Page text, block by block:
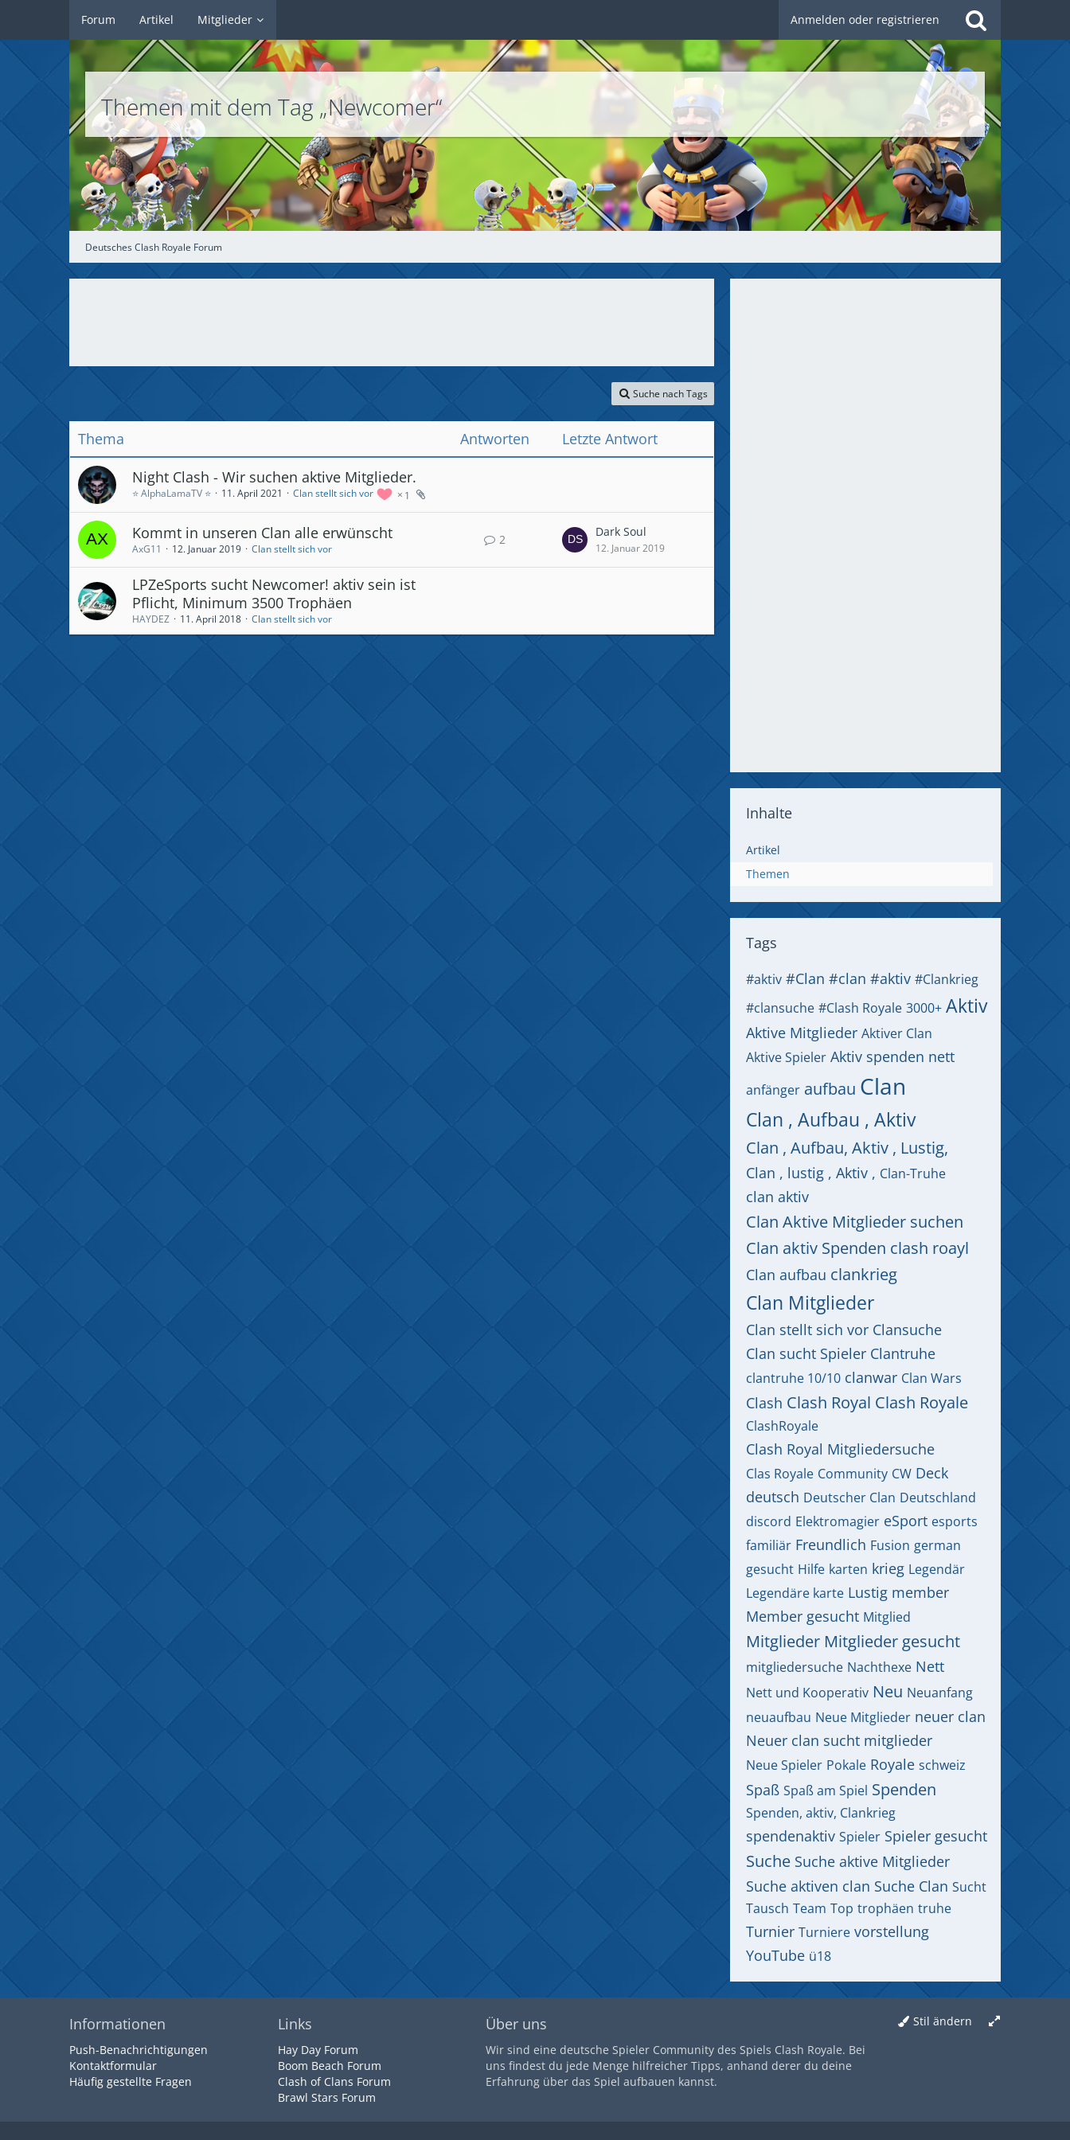
Forum Artikel Mitglieder Anmelden oder registrieren
Deutsches Clash Royale Forum
Themen mit dem Tag „Newcomer“
Suche nach Tags
Thema Antworten
Letzte Antwort
Night Clash - Wir suchen aktive Mitglieder.
1
⭐ AlphaLamaTV ⭐ 11. April 2021 Clan stellt sich vor
Kommt in unseren Clan alle erwünscht
AxG11 12. Januar 2019 Clan stellt sich vor
2
Dark Soul
12. Januar 2019
LPZeSports sucht Newcomer! aktiv sein ist
Pflicht, Minimum 3500 Trophäen
HAYDEZ 11. April 2018 Clan stellt sich vor
Inhalte
Artikel
Themen
Tags
#aktiv #Clan #clan #aktiv #Clankrieg
#clansuche #Clash Royale 3000+ Aktiv
Aktive Mitglieder Aktiver Clan
Aktive Spieler Aktiv spenden nett
anfänger aufbau Clan
Clan , Aufbau , Aktiv
Clan , Aufbau, Aktiv , Lustig,
Clan , lustig , Aktiv , Clan-Truhe
clan aktiv
Clan Aktive Mitglieder suchen
Clan aktiv Spenden clash roayl
Clan aufbau clankrieg
Clan Mitglieder
Clan stellt sich vor Clansuche
Clan sucht Spieler Clantruhe
clantruhe 10/10 clanwar Clan Wars
Clash Clash Royal Clash Royale
ClashRoyale
Clash Royal Mitgliedersuche
Clas Royale Community CW Deck
deutsch Deutscher Clan Deutschland
discord Elektromagier eSport esports
familiär Freundlich Fusion german
gesucht Hilfe karten krieg Legendär
Legendäre karte Lustig member
Member gesucht Mitglied
Mitglieder Mitglieder gesucht
mitgliedersuche Nachthexe Nett
Nett und Kooperativ Neu Neuanfang
neuaufbau Neue Mitglieder neuer clan
Neuer clan sucht mitglieder
Neue Spieler Pokale Royale schweiz
Spaß Spaß am Spiel Spenden
Spenden, aktiv, Clankrieg
spendenaktiv Spieler Spieler gesucht
Suche Suche aktive Mitglieder
Suche aktiven clan Suche Clan Sucht
Tausch Team Top trophäen truhe
Turnier Turniere vorstellung
YouTube ü18
Stil ändern
Informationen
Push-Benachrichtigungen
Kontaktformular
Häufig gestellte Fragen
Links
Hay Day Forum
Boom Beach Forum
Clash of Clans Forum
Brawl Stars Forum
Über uns
Wir sind eine deutsche Spieler Community des Spiels Clash Royale. Bei
uns findest du jede Menge hilfreicher Tipps, anhand derer du deine
Erfahrung über das Spiel aufbauen kannst.